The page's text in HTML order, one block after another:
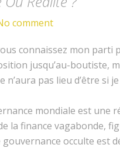
comment
con­nais­sez mon par­ti
jusqu’au-boutiste,
pas lieu d’être si
mon­di­ale est une
la finance vagabonde,
occulte est